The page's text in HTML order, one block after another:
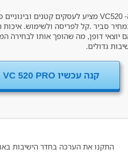
סביר .קל לפריסה ולשימוש. איכות
יוצאי דופן, מה שהופך אותו לבחירה
גדולים.
AVER VC 520 PRO קנה עכשיו
התקנו את הערכה בחדר הישיבות באורך 6.5 מטר, שלקח פחות מ -10 דקות ונעזר יפה בכבילה שמסופקת